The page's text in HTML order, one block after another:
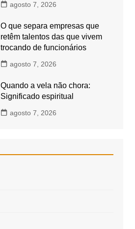
agosto 7, 2026
O que separa empresas que
retêm talentos das que vivem
trocando de funcionários
agosto 7, 2026
Quando a vela não chora:
Significado espiritual
agosto 7, 2026